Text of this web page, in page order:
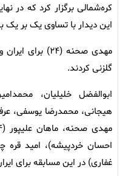
کره‌شمالی برگزار کرد که در
این دیدار با تساوی یک بر یک
گلزنی کردند.
ابوالفضل خلیلیان،
غفاری) در این مسابقه برای